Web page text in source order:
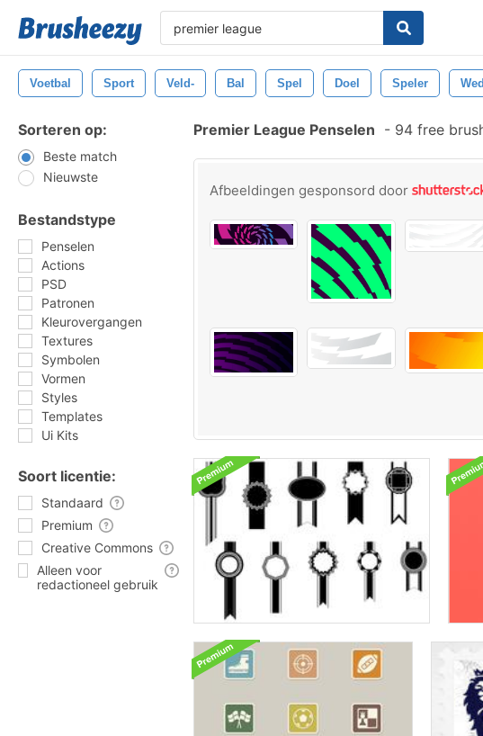
Voetbal Sport Veld- Bal Spel Doel Speler
Sorteren op:
Beste match
Nieuwste
Bestandstype
Penselen
Actions
PSD
Patronen
Kleurovergangen
Textures
Symbolen
Vormen
Styles
Templates
Ui Kits
Soort licentie:
Standaard
Premium
Creative Commons
Alleen voor
redactioneel gebruik
Premier League Penselen - 94 free
Afbeeldingen gesponsord door